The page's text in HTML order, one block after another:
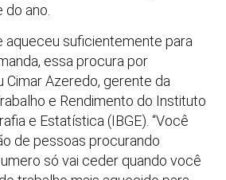
ano.
aqueceu suficientemente para
essa procura por
Cimar Azeredo, gerente da
e Rendimento do Instituto
e Estatística (IBGE). “Você
de pessoas procurando
só vai ceder quando você